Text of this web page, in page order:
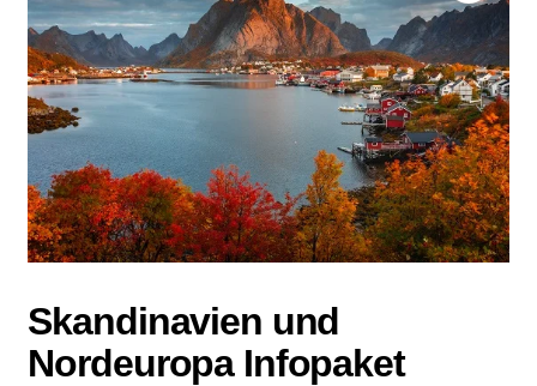
Skandinavien und
Nordeuropa Infopaket